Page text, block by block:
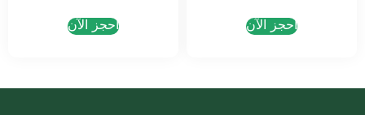
احجز الآن احجز الآن